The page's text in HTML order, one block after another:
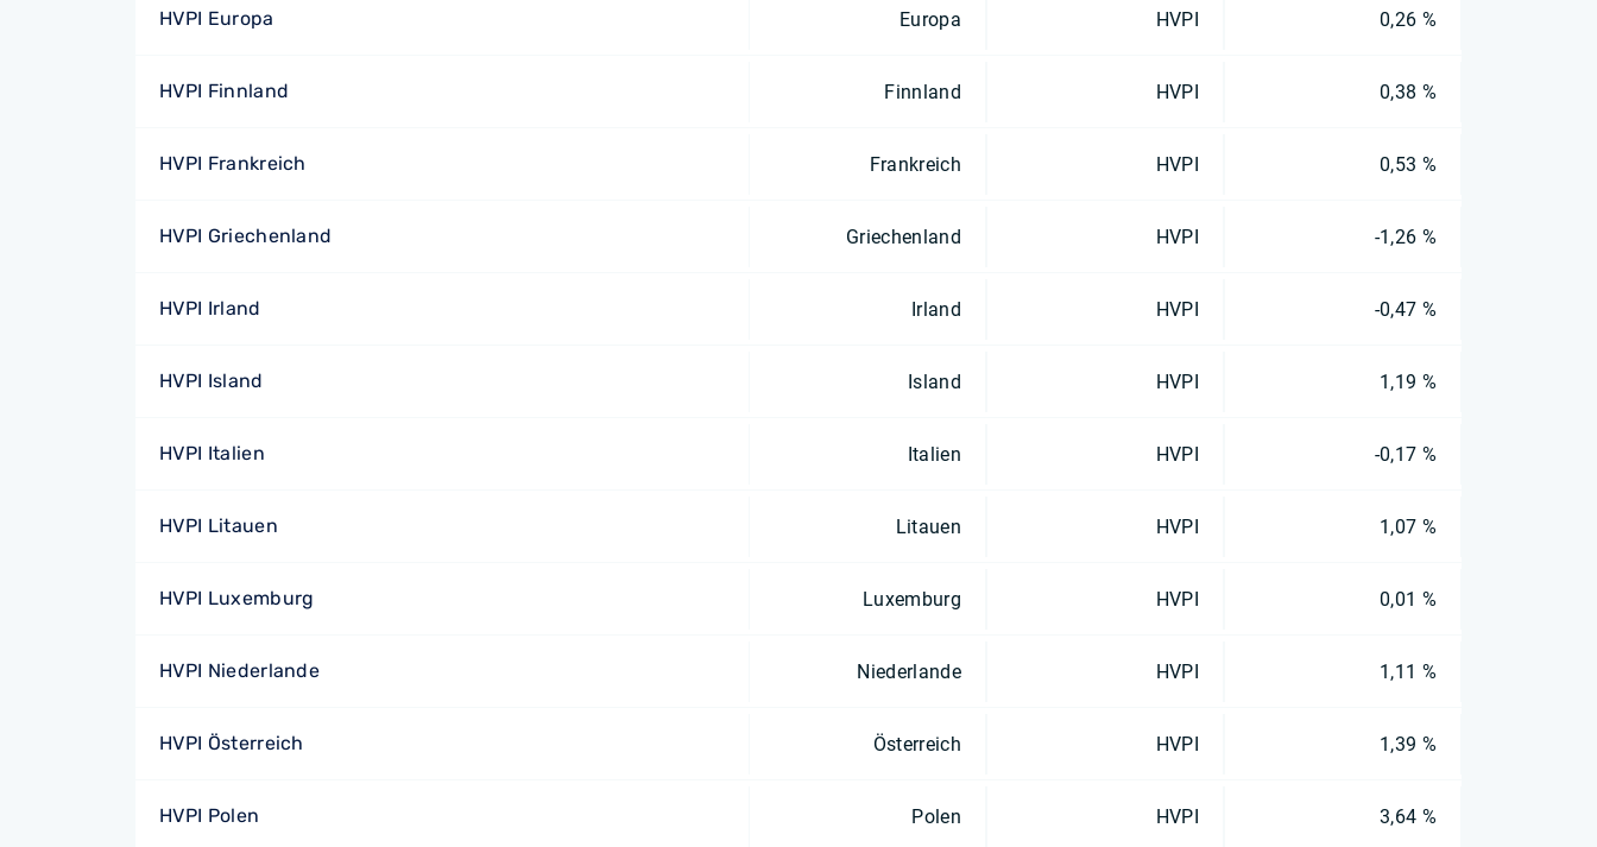
HVPI Europa Europa HVPI 0,26 %
HVPI Finnland Finnland HVPI 0,38 %
HVPI Frankreich Frankreich HVPI 0,53 %
HVPI Griechenland Griechenland HVPI -1,26 %
HVPI Irland Irland HVPI -0,47 %
HVPI Island Island HVPI 1,19 %
HVPI Italien Italien HVPI -0,17 %
HVPI Litauen Litauen HVPI 1,07 %
HVPI Luxemburg Luxemburg HVPI 0,01 %
HVPI Niederlande Niederlande HVPI 1,11 %
HVPI Österreich Österreich HVPI 1,39 %
HVPI Polen Polen HVPI 3,64 %